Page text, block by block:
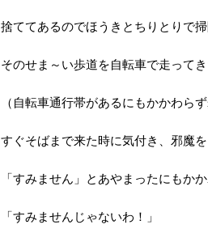
捨ててあるのでほうきとちりとりで
そのせま～い歩道を自転車で走って
（自転車通行帯があるにもかかわら
すぐそばまで来た時に気付き、邪魔
「すみません」とあやまったにもか
「すみませんじゃないわ！」